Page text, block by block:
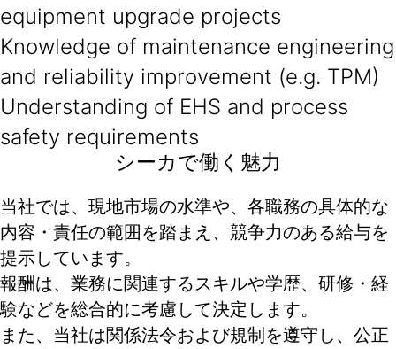
equipment upgrade projects
Knowledge of maintenance engineering
and reliability improvement (e.g. TPM)
Understanding of EHS and process
safety requirements
シーカで働く魅力
当社では、現地市場の水準や、各職務の具体的な
内容・責任の範囲を踏まえ、競争力のある給与を
提示しています。
報酬は、業務に関連するスキルや学歴、研修・経
験などを総合的に考慮して決定します。
また、当社は関係法令および規制を遵守し、公正